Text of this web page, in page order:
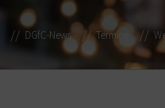
DGfC-News Termine